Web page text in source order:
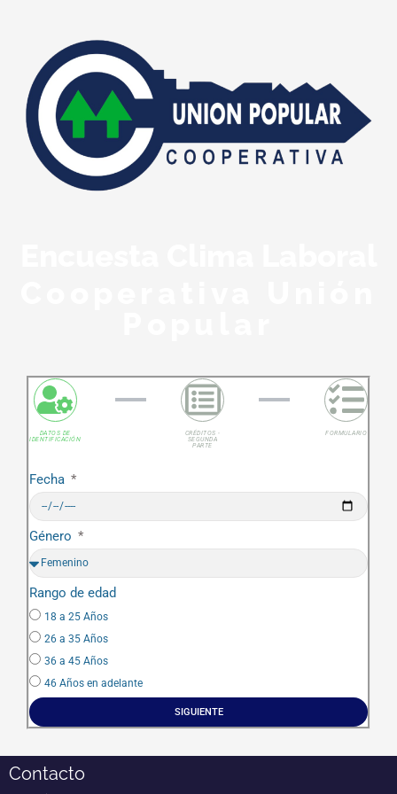
DATOS DE
IDENTIFICACIÓN
CRÉDITOS -
SEGUNDA
PARTE
FORMULARIO
Fecha
Género
Rango de edad
18 a 25 Años
26 a 35 Años
36 a 45 Años
46 Años en adelante
SIGUIENTE
Contacto